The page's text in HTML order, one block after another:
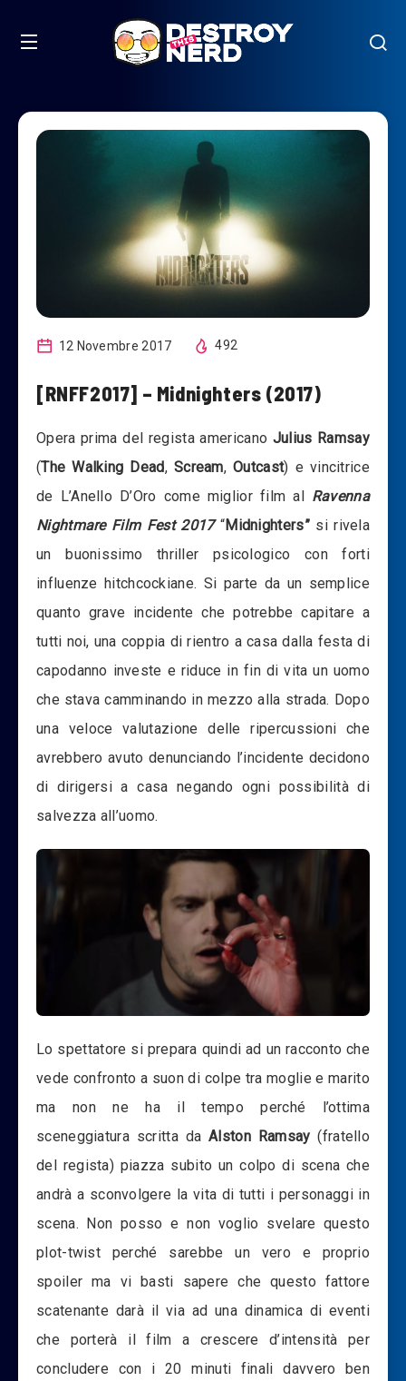
12 Novembre 2017 492
[RNFF2017] – Midnighters (2017)
Opera prima del regista americano Julius Ramsay
(The Walking Dead, Scream,Outcast) e vincitrice
de L’Anello D’Oro come miglior film al Ravenna
Nightmare Film Fest 2017“Midnighters”si rivela
un buonissimo thriller psicologico con forti
influenze hitchcockiane. Si parte da un semplice
quanto grave incidente che potrebbe capitare a
tutti noi, una coppia di rientro a casa dalla festa di
capodanno investe e riduce in fin di vita un uomo
che stava camminando in mezzo alla strada. Dopo
una veloce valutazione delle ripercussioni che
avrebbero avuto denunciando l’incidente decidono
di dirigersi a casa negando ogni possibilità di
salvezza all’uomo.
Lo spettatore si prepara quindi ad un racconto che
vede confronto a suon di colpe tra moglie e marito
ma non ne ha il tempo perché l’ottima
sceneggiatura scritta daAlston Ramsay (fratello
del regista) piazza subito un colpo di scena che
andrà a sconvolgere la vita di tutti i personaggi in
scena. Non posso e non voglio svelare questo
plot-twist perché sarebbe un vero e proprio
spoiler ma vi basti sapere che questo fattore
scatenante darà il via ad una dinamica di eventi
che porterà il film a crescere d’intensità per
concludere con i 20 minuti finali davvero ben